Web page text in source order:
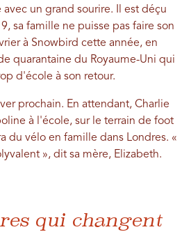
un grand sourire. Il est déçu
sa famille ne puisse pas faire son
à Snowbird cette année, en
quarantaine du Royaume-Uni qui
d'école à son retour.
prochain. En attendant, Charlie
à l'école, sur le terrain de foot
du vélo en famille dans Londres. «
», dit sa mère, Elizabeth.
qui changent